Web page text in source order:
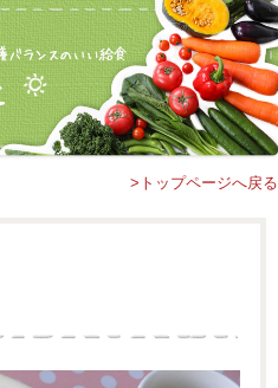
>トップページへ戻る